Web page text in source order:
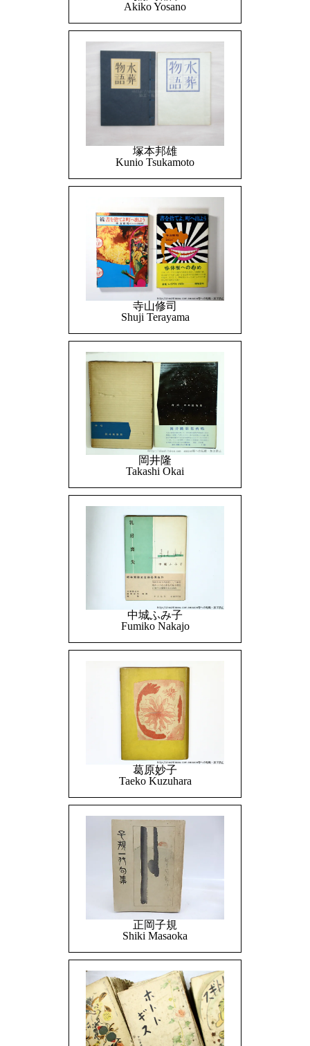
Akiko Yosano
塚本邦雄
Kunio Tsukamoto
寺山修司
Shuji Terayama
岡井隆
Takashi Okai
中城ふみ子
Fumiko Nakajo
葛原妙子
Taeko Kuzuhara
正岡子規
Shiki Masaoka